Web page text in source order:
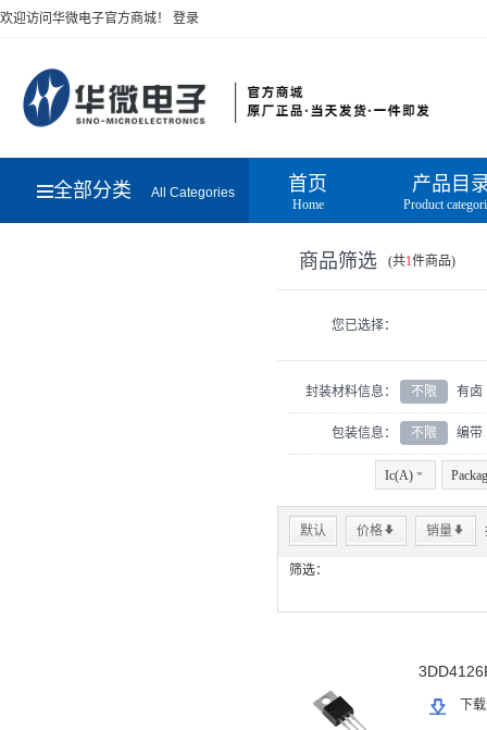
欢迎访问华微电子官方商城！ 登录
全部分类 All Categories 首页
Home
产品目
Product
商品筛选 (共1件商品)
您已选择：
封装材料信息： 不限 有卤
包装信息： 不限 编带
Ic(A) 6
默认 价格* 销量*
筛选：
下